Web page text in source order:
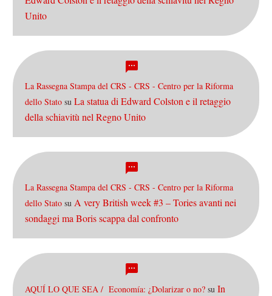
Unito
La Rassegna Stampa del CRS - CRS - Centro per la Riforma
dello Stato su La statua di Edward Colston e il retaggio
della schiavitù nel Regno Unito
La Rassegna Stampa del CRS - CRS - Centro per la Riforma
dello Stato su A very British week #3 – Tories avanti nei
sondaggi ma Boris scappa dal confronto
AQUÍ LO QUE SEA / Economía: ¿Dolarizar o no? su In